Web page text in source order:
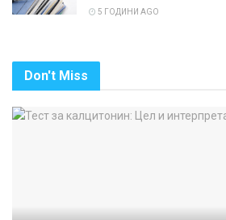
5 ГОДИНИ AGO
Don't Miss